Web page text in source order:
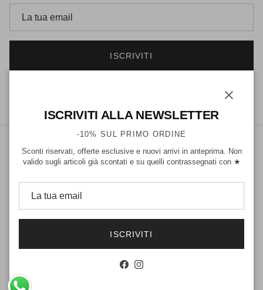
ISCRIVITI
Paese/Regione Lingua
· Paskal S.p.A. · Via dei Mille 83, Napoli · P.IVA
ISCRIVITI ALLA NEWSLETTER
-10% SUL PRIMO ORDINE
Sconti riservati, offerte esclusive e nuovi arrivi in anteprima. Non
valido sugli articoli già scontati e su quelli contrassegnati con ★
ISCRIVITI
Facebook
Instagram